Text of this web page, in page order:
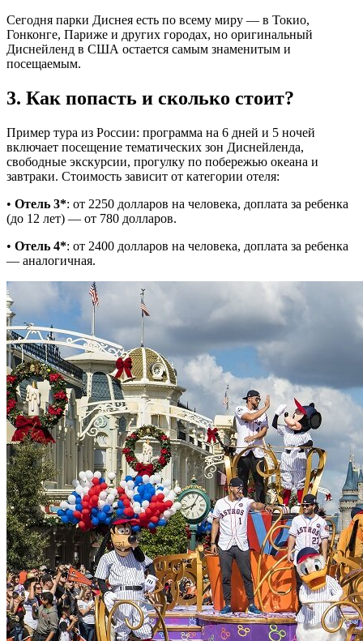
Сегодня парки Диснея есть по всему миру — в Токио,
Гонконге, Париже и других городах, но оригинальный
Диснейленд в США остается самым знаменитым и
посещаемым.
3. Как попасть и сколько стоит?
Пример тура из России: программа на 6 дней и 5 ночей
включает посещение тематических зон Диснейленда,
свободные экскурсии, прогулку по побережью океана и
завтраки. Стоимость зависит от категории отеля:
• Отель 3*: от 2250 долларов на человека, доплата за ребенка
(до 12 лет) — от 780 долларов.
• Отель 4*: от 2400 долларов на человека, доплата за ребенка
— аналогичная.